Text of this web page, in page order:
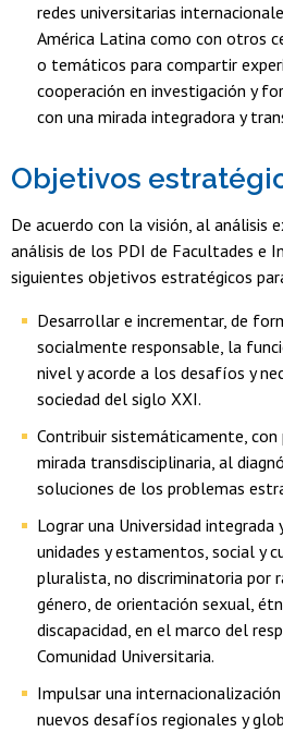
redes universitarias
América Latina como con otros
o temáticos para compartir
cooperación en investigación y
con una mirada integradora y
Objetivos
De acuerdo con la visión, al análisis
análisis de los PDI de Facultades e
siguientes objetivos estratégicos
Desarrollar e incrementar, de
socialmente responsable, la
nivel y acorde a los desafíos y
sociedad del siglo XXI.
Contribuir sistemáticamente,
mirada transdisciplinaria, al
soluciones de los problemas
Lograr una Universidad integrada
unidades y estamentos, social y
pluralista, no discriminatoria por
género, de orientación sexual,
discapacidad, en el marco del
Comunidad Universitaria.
Impulsar una
nuevos desafíos regionales y